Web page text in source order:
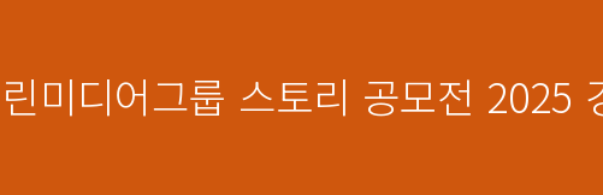
미디어그룹 스토리 공모전 2025